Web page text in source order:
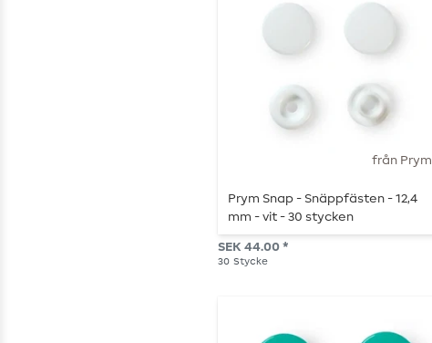
från Prym
Prym Snap - Snäppfästen - 12,4
mm - vit - 30 stycken
SEK 44.00 *
30 Stycke